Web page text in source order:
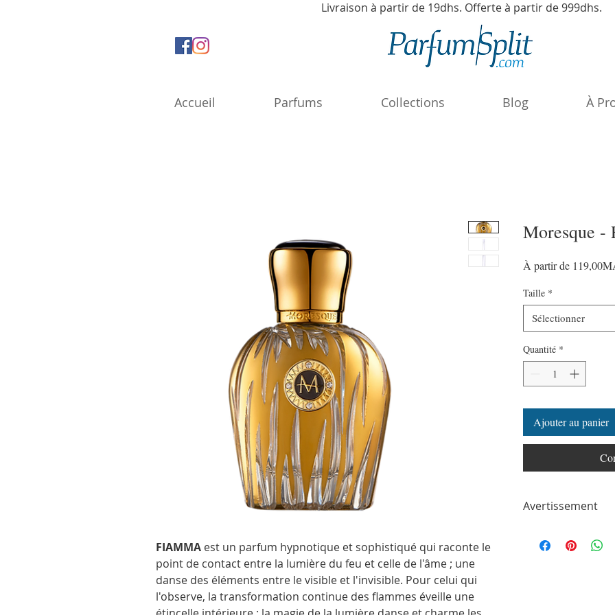
Livraison à partir de 19dhs. Offerte à partir de 999dhs.
Accueil Parfums Collections Blog À
FIAMMA est un parfum hypnotique et sophistiqué qui raconte le
point de contact entre la lumière du feu et celle de l'âme ; une
danse des éléments entre le visible et l'invisible. Pour celui qui
l'observe, la transformation continue des flammes éveille une
Moresque -
À partir de
Taille *
Sélectionner
Quantité *
Ajouter au panier
Avertissement
toute autre marque